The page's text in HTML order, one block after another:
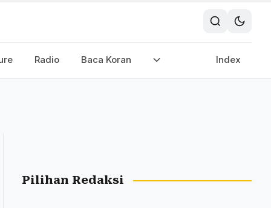
Radio Baca Koran Index
Pilihan Redaksi